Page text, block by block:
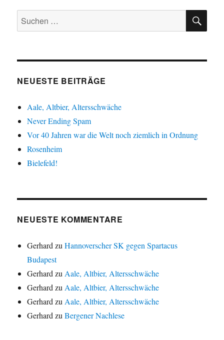
Suche
nach:
NEUESTE BEITRÄGE
Aale, Altbier, Altersschwäche
Never Ending Spam
Vor 40 Jahren war die Welt noch ziemlich in Ordnung
Rosenheim
Bielefeld!
NEUESTE KOMMENTARE
GerhardzuHannoverscher SK gegen Spartacus
Budapest
GerhardzuAale, Altbier, Altersschwäche
GerhardzuAale, Altbier, Altersschwäche
GerhardzuAale, Altbier, Altersschwäche
GerhardzuBergener Nachlese